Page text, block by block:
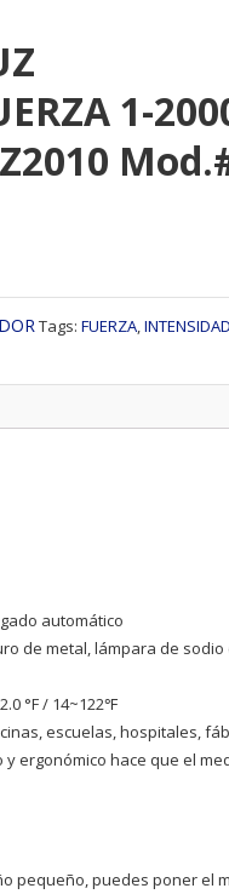
1-
Tags: FUERZA,INTENSIDAD
automático
de metal, lámpara de
°F / 14~122℉
escuelas, hospitales,
ergonómico hace que el
pequeño, puedes poner el